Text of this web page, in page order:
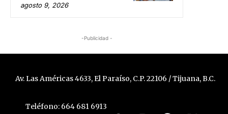
agosto 9, 2026
-Publicidad -
Av. Las Américas 4633, El Paraíso, C.P. 22106 / Tijuana, B.C.
Teléfono: 664 681 6913